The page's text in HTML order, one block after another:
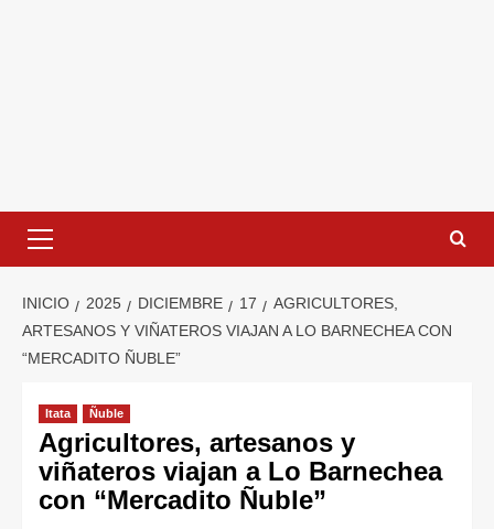
INICIO 2025 DICIEMBRE 17
AGRICULTORES,
ARTESANOS Y VIÑATEROS VIAJAN A LO BARNECHEA CON
“MERCADITO ÑUBLE”
Itata Ñuble
Agricultores, artesanos y
viñateros viajan a Lo Barnechea
con “Mercadito Ñuble”